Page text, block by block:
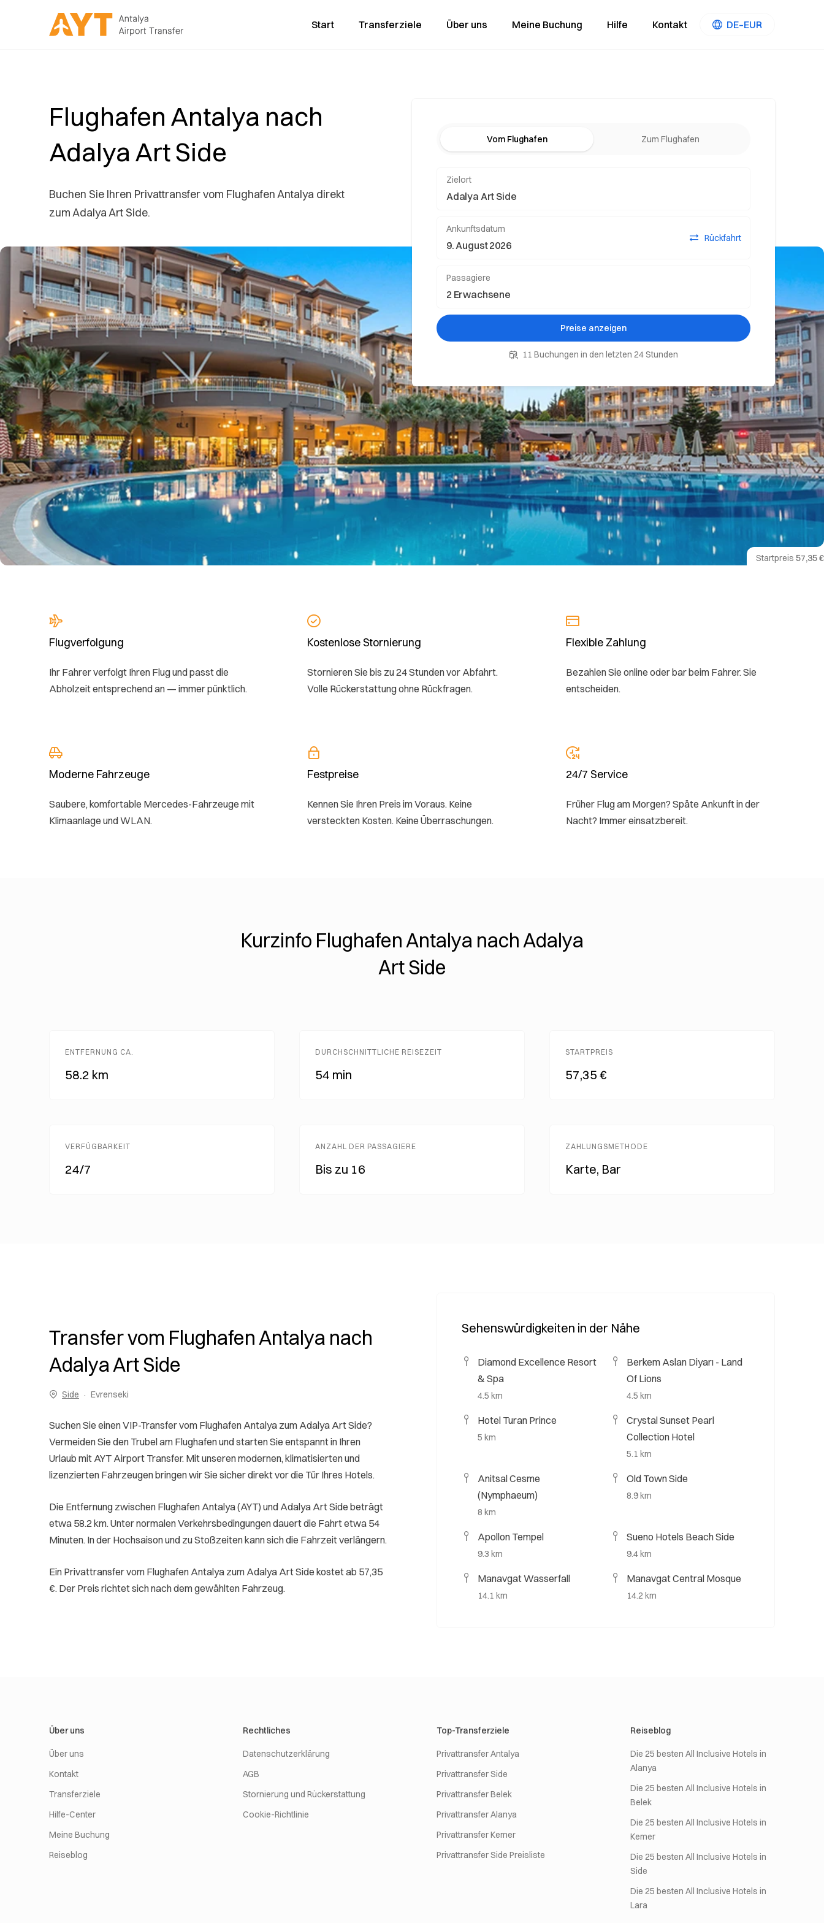
Start Transferziele Über uns Meine Buchung Hilfe Kontakt DE–EUR
Flughafen Antalya nach
Adalya Art Side
Buchen Sie Ihren Privattransfer vom Flughafen Antalya direkt
zum Adalya Art Side.
Startpreis 57,35 €
Vom Flughafen Zum Flughafen
Zielort
Ankunftsdatum
Rückfahrt
Passagiere
Preise anzeigen
11 Buchungen in den letzten 24 Stunden
Flugverfolgung
Ihr Fahrer verfolgt Ihren Flug und passt die
Abholzeit entsprechend an — immer pünktlich.
Kostenlose Stornierung
Stornieren Sie bis zu 24 Stunden vor Abfahrt.
Volle Rückerstattung ohne Rückfragen.
Flexible Zahlung
Bezahlen Sie online oder bar beim Fahrer. Sie
entscheiden.
Moderne Fahrzeuge
Saubere, komfortable Mercedes-Fahrzeuge mit
Klimaanlage und WLAN.
Festpreise
Kennen Sie Ihren Preis im Voraus. Keine
versteckten Kosten. Keine Überraschungen.
24/7 Service
Früher Flug am Morgen? Späte Ankunft in der
Nacht? Immer einsatzbereit.
Kurzinfo Flughafen Antalya nach Adalya
Art Side
ENTFERNUNG CA.
58.2 km
DURCHSCHNITTLICHE REISEZEIT
54 min
STARTPREIS
57,35 €
VERFÜGBARKEIT
24/7
ANZAHL DER PASSAGIERE
Bis zu 16
ZAHLUNGSMETHODE
Karte, Bar
Transfer vom Flughafen Antalya nach
Adalya Art Side
Side Evrenseki
Suchen Sie einen VIP-Transfer vom Flughafen Antalya zum Adalya Art Side?
Vermeiden Sie den Trubel am Flughafen und starten Sie entspannt in Ihren
Urlaub mit AYT Airport Transfer. Mit unseren modernen, klimatisierten und
lizenzierten Fahrzeugen bringen wir Sie sicher direkt vor die Tür Ihres Hotels.
Die Entfernung zwischen Flughafen Antalya (AYT) und Adalya Art Side beträgt
etwa 58.2 km. Unter normalen Verkehrsbedingungen dauert die Fahrt etwa 54
Minuten. In der Hochsaison und zu Stoßzeiten kann sich die Fahrzeit verlängern.
Ein Privattransfer vom Flughafen Antalya zum Adalya Art Side kostet ab 57,35
€. Der Preis richtet sich nach dem gewählten Fahrzeug.
Sehenswürdigkeiten in der Nähe
Diamond Excellence Resort
& Spa
4.5 km
Berkem Aslan Diyarı - Land
Of Lions
4.5 km
Hotel Turan Prince
5 km
Crystal Sunset Pearl
Collection Hotel
5.1 km
Anitsal Cesme
(Nymphaeum)
8 km
Old Town Side
8.9 km
Apollon Tempel
9.3 km
Sueno Hotels Beach Side
9.4 km
Manavgat Wasserfall
14.1 km
Manavgat Central Mosque
14.2 km
Über uns
Über uns
Kontakt
Transferziele
Hilfe-Center
Meine Buchung
Reiseblog
Rechtliches
Datenschutzerklärung
AGB
Stornierung und Rückerstattung
Cookie-Richtlinie
Top-Transferziele
Privattransfer Antalya
Privattransfer Side
Privattransfer Belek
Privattransfer Alanya
Privattransfer Kemer
Privattransfer Side Preisliste
Reiseblog
Die 25 besten All Inclusive Hotels in
Alanya
Die 25 besten All Inclusive Hotels in
Belek
Die 25 besten All Inclusive Hotels in
Kemer
Die 25 besten All Inclusive Hotels in
Side
Die 25 besten All Inclusive Hotels in
Lara